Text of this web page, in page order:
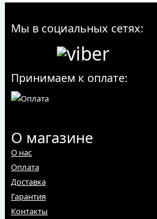
Мы в социальных сетях:
Принимаем к оплате:
О магазине
О нас
Оплата
Доставка
Гарантия
Контакты